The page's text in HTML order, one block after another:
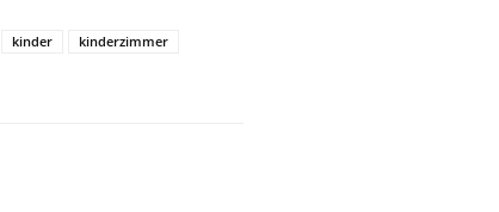
kinder
kinderzimmer